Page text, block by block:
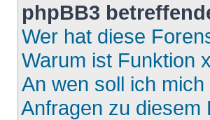
phpBB3
Wer hat diese
Warum ist Funktion
An wen soll ich
Anfragen zu diesem